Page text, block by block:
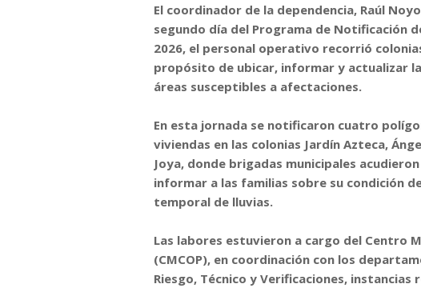
El coordinador de la dependencia, Raúl
segundo día del Programa de Notificación
2026, el personal operativo recorrió
propósito de ubicar, informar y actualizar
áreas susceptibles a afectaciones.
En esta jornada se notificaron cuatro
viviendas en las colonias Jardín Azteca,
Joya, donde brigadas municipales
informar a las familias sobre su condición
temporal de lluvias.
Las labores estuvieron a cargo del Centro
(CMCOP), en coordinación con los
Riesgo, Técnico y Verificaciones,